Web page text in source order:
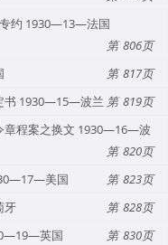
约 1930—13—法国
806
817
书 1930—15—波兰
819
章程案之换文 1930—16—波
820
美国
823
牙
828
英国
830